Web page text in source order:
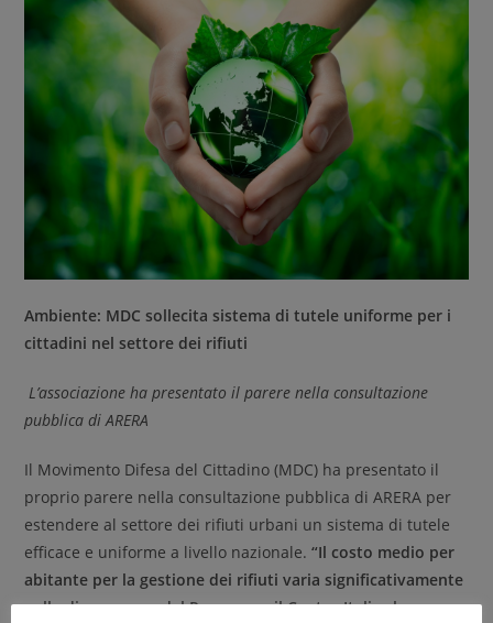
Ambiente: MDC sollecita sistema di tutele uniforme per i
cittadini nel settore dei rifiuti
L’associazione ha presentato il parere nella consultazione
pubblica di ARERA
Il Movimento Difesa del Cittadino (MDC) ha presentato il
proprio parere nella consultazione pubblica di ARERA per
estendere al settore dei rifiuti urbani un sistema di tutele
efficace e uniforme a livello nazionale.“Il costo medio per
abitante per la gestione dei rifiuti varia significativamente
nelle diverse aree del Paese, con il Centro Italia che